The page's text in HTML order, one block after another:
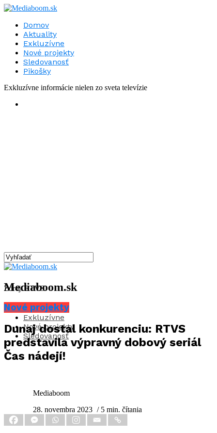
Domov
Aktuality
Exkluzívne
Nové projekty
Sledovanosť
Pikošky
Exkluzívne informácie nielen zo sveta televízie
Mediaboom.sk
Aktuality
Exkluzívne
Nové projekty
Sledovanosť
Zdroj: RTVS
Nové projekty
Dunaj dostal konkurenciu: RTVS
predstavila výpravný dobový seriál
Čas nádejí!
Mediaboom
28. novembra 2023 / 5 min. čítania